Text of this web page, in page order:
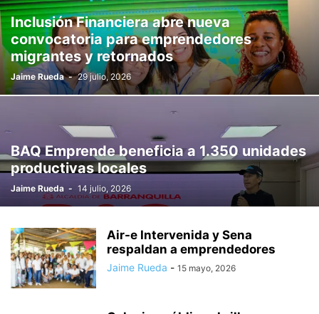
Inclusión Financiera abre nueva
convocatoria para emprendedores
migrantes y retornados
Jaime Rueda - 29 julio, 2026
BAQ Emprende beneficia a 1.350 unidades
productivas locales
Jaime Rueda - 14 julio, 2026
Air-e Intervenida y Sena
respaldan a emprendedores
Jaime Rueda - 15 mayo, 2026